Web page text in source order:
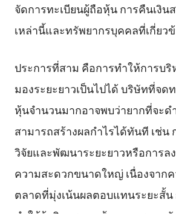
จัดการทะเบียนผู้ถือหุ้น การคืนเงิ
เหล่านี้และทรัพยากรบุคคลที่เกี่ยว
ประการที่สาม คือการทำให้การบ
มองระยะยาวเป็นไปได้ บริษัทที่จด
หุ้นจำนวนมากอาจพบว่ายากที่จะด
สามารถสร้างผลกำไรได้ทันที เช่น
วิจัยและพัฒนาระยะยาวหรือการล
ความสะดวกขนาดใหญ่ เนื่องจาก
ตลาดที่มุ่งเน้นผลตอบแทนระยะสั้น